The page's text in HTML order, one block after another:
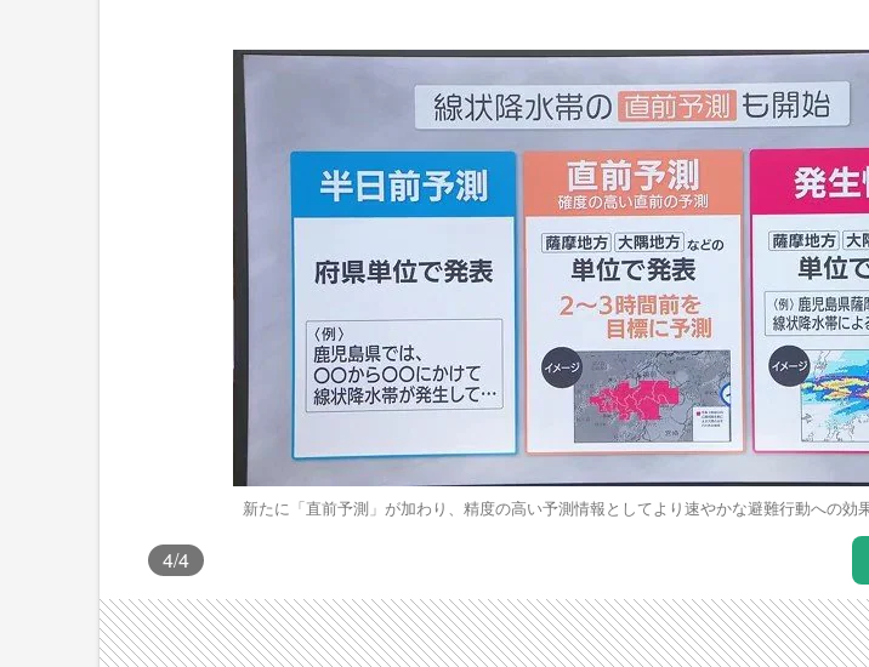
新たに「直前予測」が加わり、精度の高い予測情報としてより速やかな避難行動への効
4/4